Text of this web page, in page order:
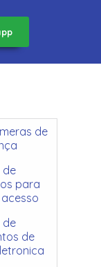
de
de
para
de
de